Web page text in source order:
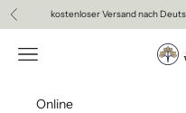
Zum Inhalt springen
Zurück kostenloser Versand nach
Menü
Online